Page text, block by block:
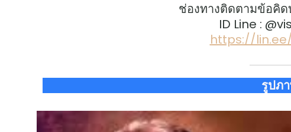
ช่องทางติดตามข้อคิ
ID Line :
https://
รูปภ